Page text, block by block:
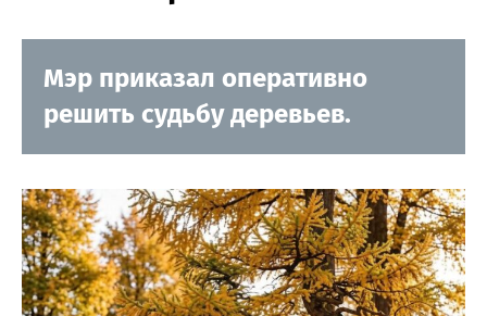
Мэр приказал оперативно
решить судьбу деревьев.